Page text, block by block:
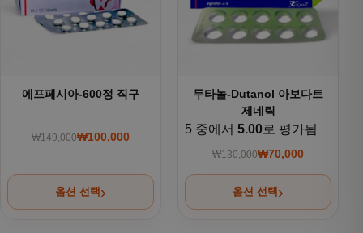
에프페시아-600정 직구
₩149,000 원래 가격: ₩149,000.
₩100,000
현재 가격: ₩100,000.
옵션 선택
두타놀-Dutanol 아보다트
제네릭
5 중에서 5.00로 평가됨
₩130,000원래 가격:
₩70,000
현재 가격: ₩70,000.
옵션 선택